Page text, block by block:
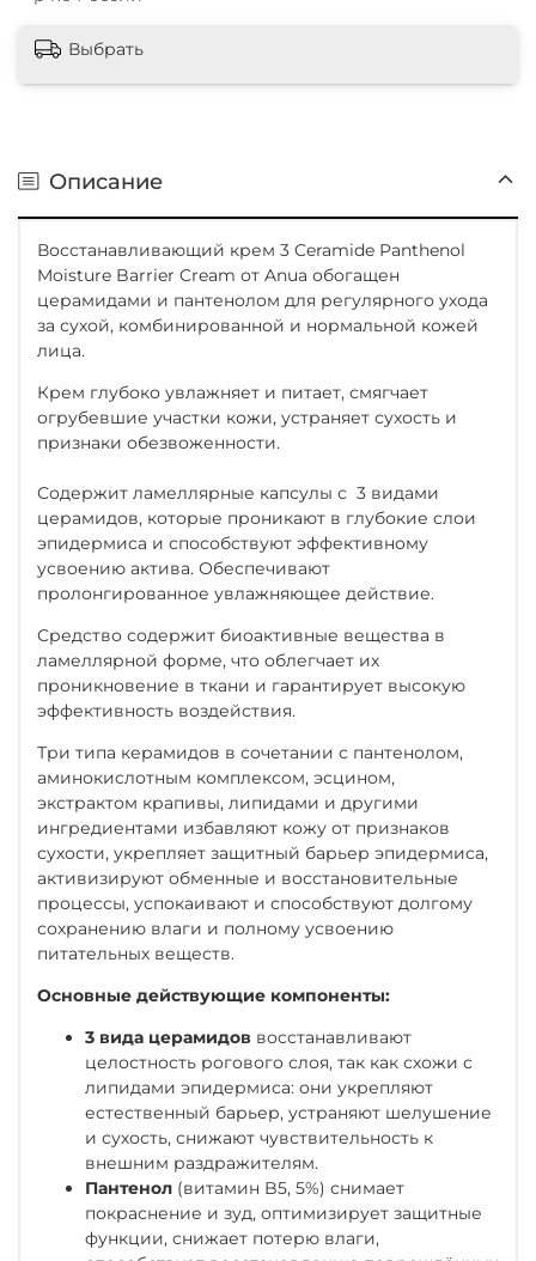
Выбрать
Описание
Восстанавливающий крем 3 Ceramide Panthenol
Moisture Barrier Cream от Anua обогащен
церамидами и пантенолом для регулярного ухода
за сухой, комбинированной и нормальной кожей
лица.
Крем глубоко увлажняет и питает, смягчает
огрубевшие участки кожи, устраняет сухость и
признаки обезвоженности.
Содержит ламеллярные капсулы с 3 видами
церамидов, которые проникают в глубокие слои
эпидермиса и способствуют эффективному
усвоению актива. Обеспечивают
пролонгированное увлажняющее действие.
Средство содержит биоактивные вещества в
ламеллярной форме, что облегчает их
проникновение в ткани и гарантирует высокую
эффективность воздействия.
Три типа керамидов в сочетании с пантенолом,
аминокислотным комплексом, эсцином,
экстрактом крапивы, липидами и другими
ингредиентами избавляют кожу от признаков
сухости, укрепляет защитный барьер эпидермиса,
активизируют обменные и восстановительные
процессы, успокаивают и способствуют долгому
сохранению влаги и полному усвоению
питательных веществ.
Основные действующие компоненты:
3 вида церамидов восстанавливают
целостность рогового слоя, так как схожи с
липидами эпидермиса: они укрепляют
естественный барьер, устраняют шелушение
и сухость, снижают чувствительность к
внешним раздражителям.
Пантенол (витамин B5, 5%) снимает
покраснение и зуд, оптимизирует защитные
функции, снижает потерю влаги,